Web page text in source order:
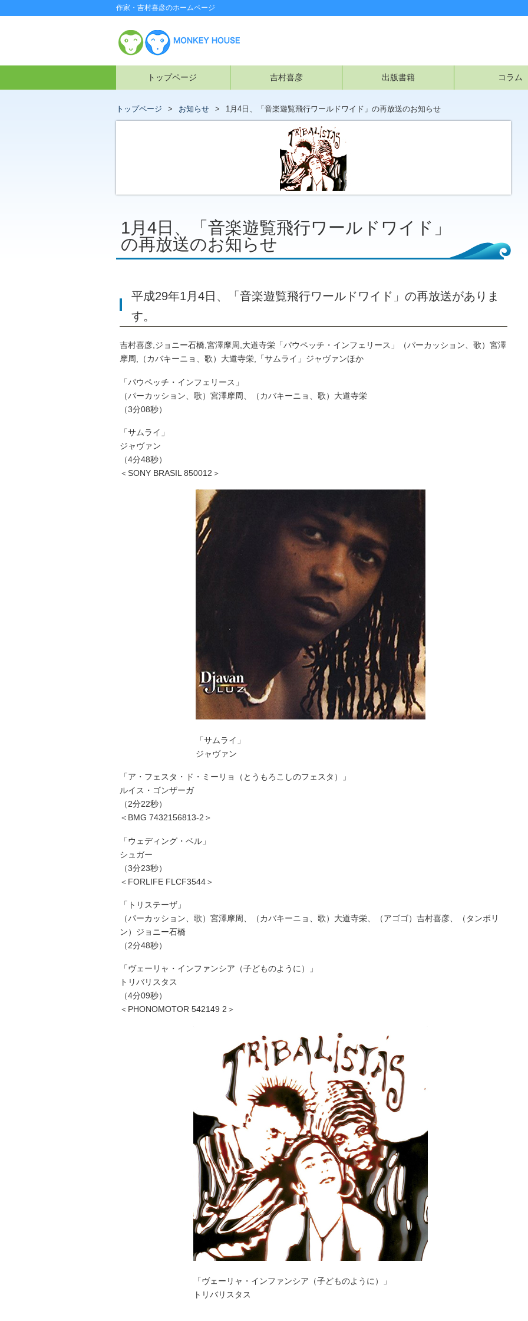
作家・吉村喜彦のホームページ
トップページ 吉村喜彦 出版書籍 コラム
トップページ お知らせ 1月4日、「音楽遊覧飛行ワールドワイド」の再放送のお知らせ
1月4日、「音楽遊覧飛行ワールドワイド」
の再放送のお知らせ
平成29年1月4日、「音楽遊覧飛行ワールドワイド」の再放送がありま
す。
吉村喜彦,ジョニー石橋,宮澤摩周,大道寺栄「パウペッチ・インフェリース」（パーカッション、歌）宮澤
摩周,（カバキーニョ、歌）大道寺栄,「サムライ」ジャヴァンほか
「パウペッチ・インフェリース」
（パーカッション、歌）宮澤摩周、（カバキーニョ、歌）大道寺栄
（3分08秒）
「サムライ」
ジャヴァン
（4分48秒）
＜SONY BRASIL 850012＞
「サムライ」
ジャヴァン
「ア・フェスタ・ド・ミーリョ（とうもろこしのフェスタ）」
ルイス・ゴンザーガ
（2分22秒）
＜BMG 7432156813-2＞
「ウェディング・ベル」
シュガー
（3分23秒）
＜FORLIFE FLCF3544＞
「トリステーザ」
（パーカッション、歌）宮澤摩周、（カバキーニョ、歌）大道寺栄、（アゴゴ）吉村喜彦、（タンボリ
ン）ジョニー石橋
（2分48秒）
「ヴェーリャ・インファンシア（子どものように）」
トリバリスタス
（4分09秒）
＜PHONOMOTOR 542149 2＞
「ヴェーリャ・インファンシア（子どものように）」
トリバリスタス